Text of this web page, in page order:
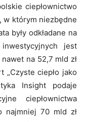
ciepłownictwo
w którym niezbędne
były odkładane na
jest
na 52,7 mld zł
ciepło jako
Insight podaje
ciepłownictwa
najmniej 70 mld zł